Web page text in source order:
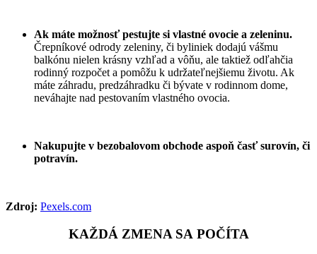
Ak máte možnosť pestujte si vlastné ovocie a zeleninu.
Črepníkové odrody zeleniny, či byliniek dodajú vášmu
balkónu nielen krásny vzhľad a vôňu, ale taktiež odľahčia
rodinný rozpočet a pomôžu k udržateľnejšiemu životu. Ak
máte záhradu, predzáhradku či bývate v rodinnom dome,
neváhajte nad pestovaním vlastného ovocia.
Nakupujte v bezobalovom obchode aspoň časť surovín, či
potravín.
Zdroj: Pexels.com
KAŽDÁ ZMENA SA POČÍTA